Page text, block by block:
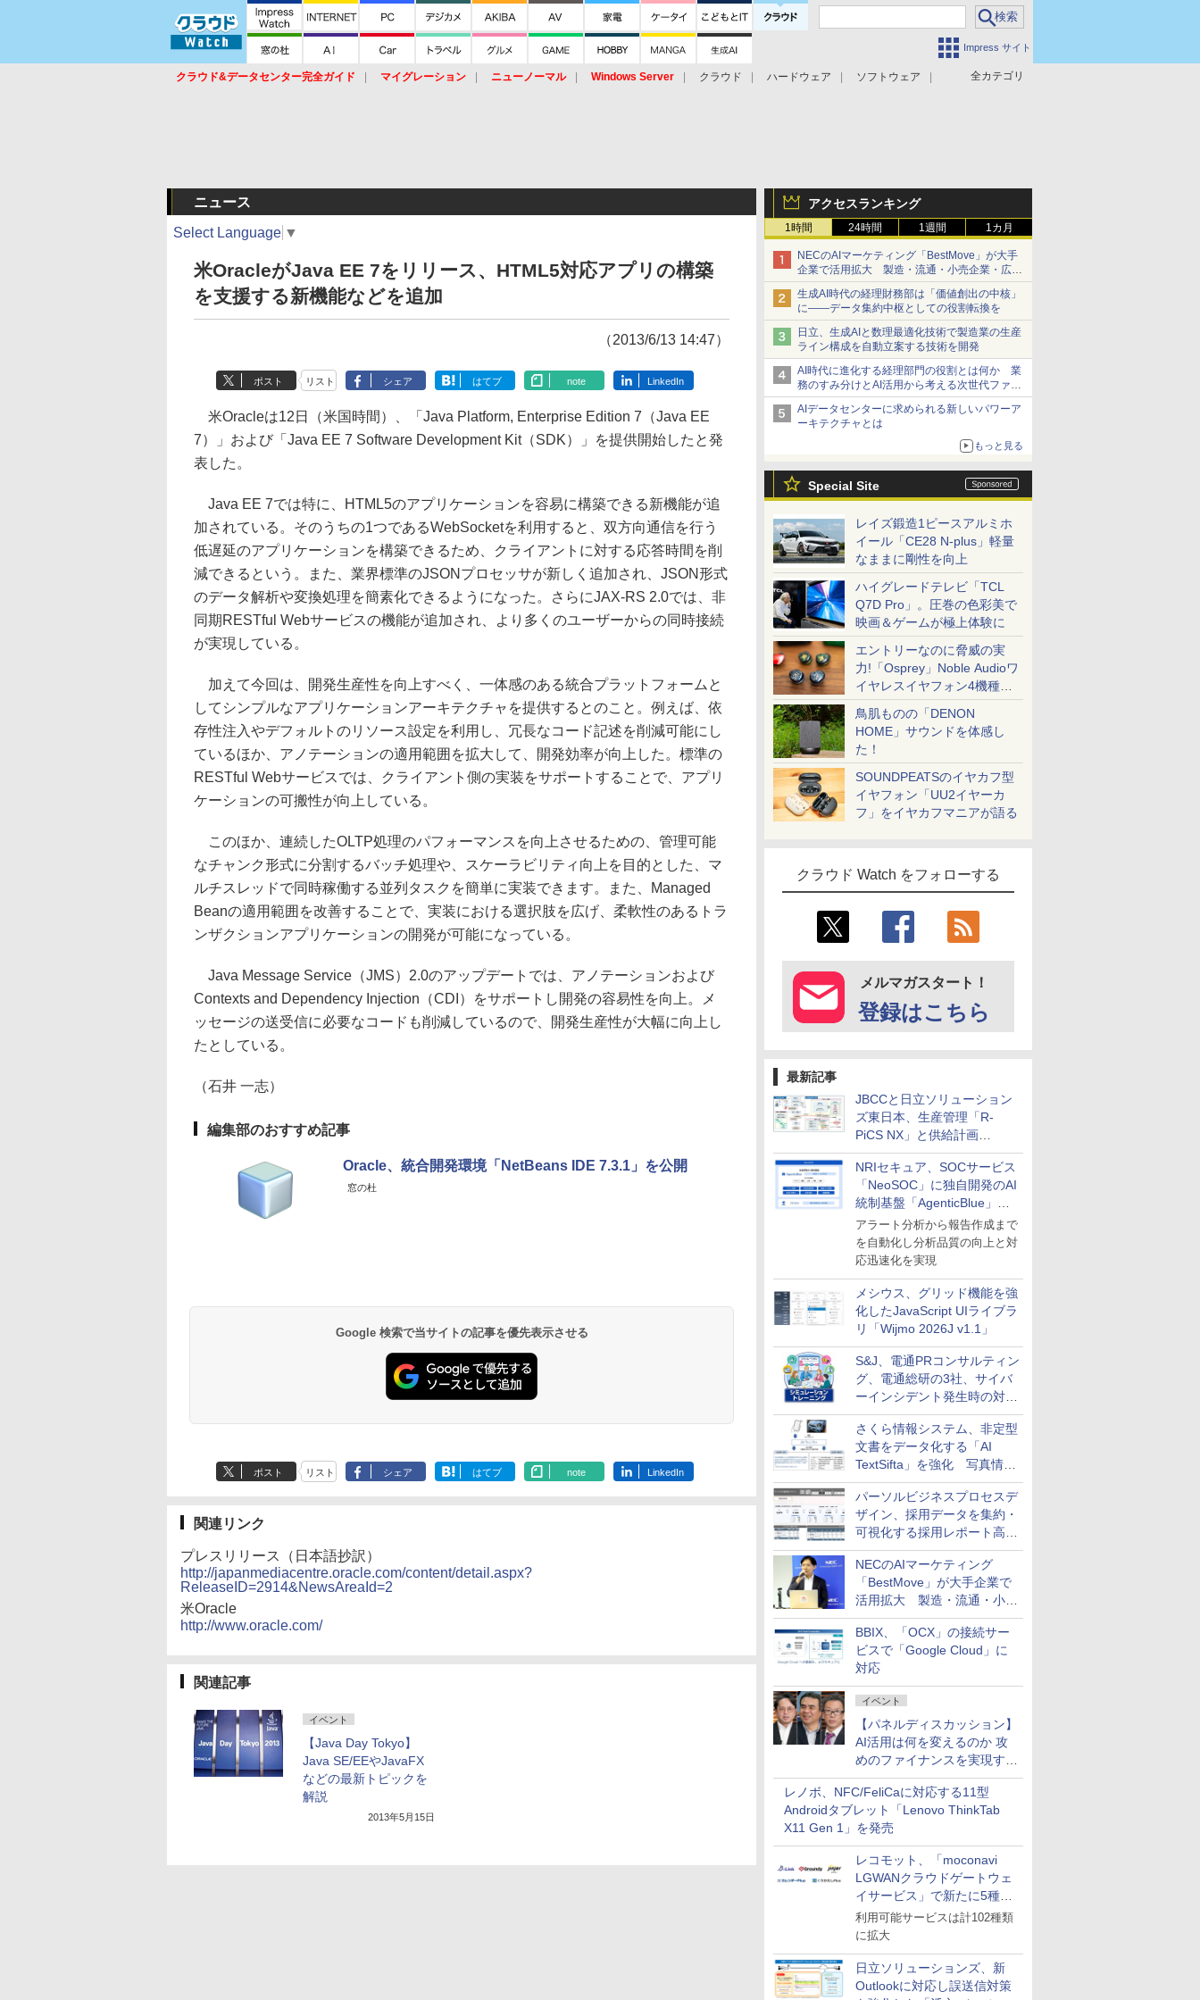
Impress サイト
全カテゴリ
クラウド&データセンター完全ガイド マイグレーション ニューノーマル Windows Server クラウド ハードウェア
ソフトウェア
アクセスランキング
1時間 24時間 1週間 1カ月
NECのAIマーケティング「BestMove」が大手
企業で活用拡大 製造・流通・小売企業・広告
代理店などが実装フェーズへ
生成AI時代の経理財務部は「価値創出の中核」
に――データ集約中枢としての役割転換を
日立、生成AIと数理最適化技術で製造業の生産
ライン構成を自動立案する技術を開発
AI時代に進化する経理部門の役割とは何か 業
務のすみ分けとAI活用から考える次世代ファイ
ナンス戦略
AIデータセンターに求められる新しいパワーア
ーキテクチャとは
もっと見る
Special Site
レイズ鍛造1ピースアルミホ
イール「CE28 N-plus」軽量
なままに剛性を向上
ハイグレードテレビ「TCL
Q7D Pro」。圧巻の色彩美で
映画＆ゲームが極上体験に
エントリーなのに脅威の実
力!「Osprey」Noble Audioワ
イヤレスイヤフォン4機種を
一気に聴く
鳥肌ものの「DENON
HOME」サウンドを体感し
た！
SOUNDPEATSのイヤカフ型
イヤフォン「UU2イヤーカ
フ」をイヤカフマニアが語る
クラウド Watch をフォローする
メルマガスタート！
登録はこちら
最新記事
JBCCと日立ソリューション
ズ東日本、生産管理「R-
PiCS NX」と供給計画
「scSQUARE ISP」の連携サ
ービスを提供開始
NRIセキュア、SOCサービス
「NeoSOC」に独自開発のAI
統制基盤「AgenticBlue」を
導入
アラート分析から報告作成まで
を自動化し分析品質の向上と対
応迅速化を実現
メシウス、グリッド機能を強
化したJavaScript UIライブラ
リ「Wijmo 2026J v1.1」
S&J、電通PRコンサルティン
グ、電通総研の3社、サイバ
ーインシデント発生時の対応
と危機管理広報を一体的に訓
練するプログラムを提供
さくら情報システム、非定型
文書をデータ化する「AI
TextSifta」を強化 写真情報
のデータ化などに対応
パーソルビジネスプロセスデ
ザイン、採用データを集約・
可視化する採用レポート高速
化サービスを提供
NECのAIマーケティング
「BestMove」が大手企業で
活用拡大 製造・流通・小売
企業・広告代理店などが実装
フェーズへ
BBIX、「OCX」の接続サー
ビスで「Google Cloud」に
対応
イベント
【パネルディスカッション】
AI活用は何を変えるのか 攻
めのファイナンスを実現する
業務設計とマインドセット変
革
レノボ、NFC/FeliCaに対応する11型
Androidタブレット「Lenovo ThinkTab
X11 Gen 1」を発売
レコモット、「moconavi
LGWANクラウドゲートウェ
イサービス」で新たに5種類
のサービスと連携開始
利用可能サービスは計102種類
に拡大
日立ソリューションズ、新
Outlookに対応し誤送信対策
ニュース
Select Language ▼
米OracleがJava EE 7をリリース、HTML5対応アプリの構築
を支援する新機能などを追加
（2013/6/13 14:47）
ポスト リスト シェア はてブ note LinkedIn
米Oracleは12日（米国時間）、「Java Platform, Enterprise Edition 7（Java EE
7）」および「Java EE 7 Software Development Kit（SDK）」を提供開始したと発
表した。
Java EE 7では特に、HTML5のアプリケーションを容易に構築できる新機能が追
加されている。そのうちの1つであるWebSocketを利用すると、双方向通信を行う
低遅延のアプリケーションを構築できるため、クライアントに対する応答時間を削
減できるという。また、業界標準のJSONプロセッサが新しく追加され、JSON形式
のデータ解析や変換処理を簡素化できるようになった。さらにJAX-RS 2.0では、非
同期RESTful Webサービスの機能が追加され、より多くのユーザーからの同時接続
が実現している。
加えて今回は、開発生産性を向上すべく、一体感のある統合プラットフォームと
してシンプルなアプリケーションアーキテクチャを提供するとのこと。例えば、依
存性注入やデフォルトのリソース設定を利用し、冗長なコード記述を削減可能にし
ているほか、アノテーションの適用範囲を拡大して、開発効率が向上した。標準の
RESTful Webサービスでは、クライアント側の実装をサポートすることで、アプリ
ケーションの可搬性が向上している。
このほか、連続したOLTP処理のパフォーマンスを向上させるための、管理可能
なチャンク形式に分割するバッチ処理や、スケーラビリティ向上を目的とした、マ
ルチスレッドで同時稼働する並列タスクを簡単に実装できます。また、Managed
Beanの適用範囲を改善することで、実装における選択肢を広げ、柔軟性のあるトラ
ンザクションアプリケーションの開発が可能になっている。
Java Message Service（JMS）2.0のアップデートでは、アノテーションおよび
Contexts and Dependency Injection（CDI）をサポートし開発の容易性を向上。メ
ッセージの送受信に必要なコードも削減しているので、開発生産性が大幅に向上し
たとしている。
（石井 一志）
編集部のおすすめ記事
Oracle、統合開発環境「NetBeans IDE 7.3.1」を公開
窓の杜
Google 検索で当サイトの記事を優先表示させる
ポスト リスト シェア はてブ note LinkedIn
関連リンク
プレスリリース（日本語抄訳）
http://japanmediacentre.oracle.com/content/detail.aspx?
ReleaseID=2914&NewsAreaId=2
米Oracle
http://www.oracle.com/
関連記事
イベント
【Java Day Tokyo】
Java SE/EEやJavaFX
などの最新トピックを
解説
2013年5月15日